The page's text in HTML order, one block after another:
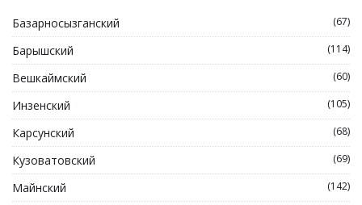
Базарносызганский (67)
Барышский (114)
Вешкаймский (60)
Инзенский (105)
Карсунский (68)
Кузоватовский (69)
Майнский (142)